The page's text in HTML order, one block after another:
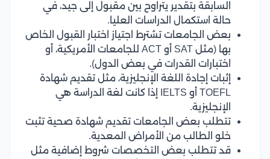
السابقة بتقدير يتراوح بين مقبول إلى جيد، في
حالة استكمال الدراسات العليا.
بعض الجامعات تشترط اجتياز اختبار القبول الخاص
بها (مثل SAT أو ACT للجامعات الأمريكية، أو
اختبارات القدرات في بعض الدول).
إثبات إجادة اللغة الإنجليزية، مثل تقديم شهادة
TOEFL أو IELTS إذا كانت لغة الدراسة هي
الإنجليزية.
تتطلب بعض الجامعات تقديم شهادة صحية تثبت
خلو الطالب من الأمراض المعدية.
قد تتطلب بعض التخصصات شروط إضافية مثل